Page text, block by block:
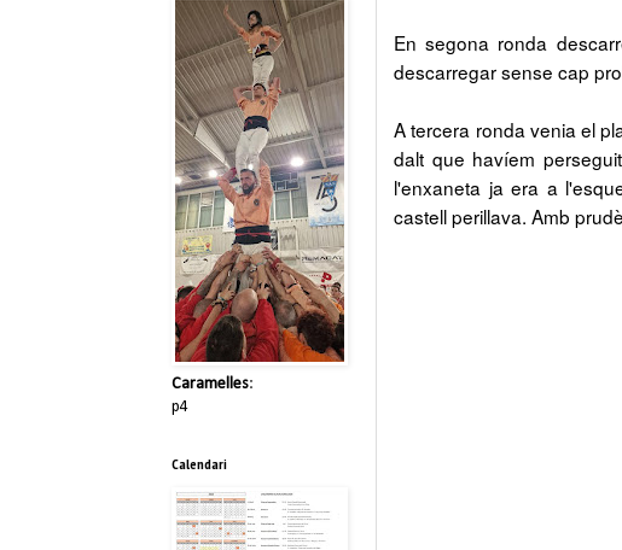
En segona ronda
descarregar sense cap
A tercera ronda venia el
dalt que havíem
l'enxaneta ja era a
castell perillava. Amb
Caramelles:
p4
Calendari